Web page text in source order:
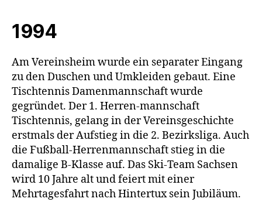
1994
Am Vereinsheim wurde ein separater Eingang
zu den Duschen und Umkleiden gebaut. Eine
Tischtennis Damenmannschaft wurde
gegründet. Der 1. Herren-mannschaft
Tischtennis, gelang in der Vereinsgeschichte
erstmals der Aufstieg in die 2. Bezirksliga. Auch
die Fußball-Herrenmannschaft stieg in die
damalige B-Klasse auf. Das Ski-Team Sachsen
wird 10 Jahre alt und feiert mit einer
Mehrtagesfahrt nach Hintertux sein Jubiläum.